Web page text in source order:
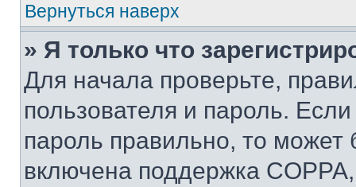
Вернуться наверх
» Я только что
Для начала проверьте,
пользователя и пароль.
пароль правильно, то может
включена поддержка